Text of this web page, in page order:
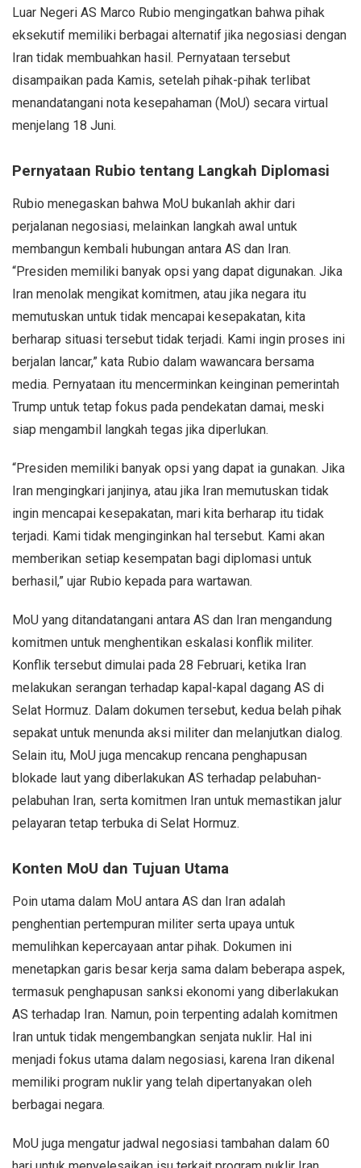
Luar Negeri AS Marco Rubio mengingatkan bahwa pihak
eksekutif memiliki berbagai alternatif jika negosiasi dengan
Iran tidak membuahkan hasil. Pernyataan tersebut
disampaikan pada Kamis, setelah pihak-pihak terlibat
menandatangani nota kesepahaman (MoU) secara virtual
menjelang 18 Juni.
Pernyataan Rubio tentang Langkah Diplomasi
Rubio menegaskan bahwa MoU bukanlah akhir dari
perjalanan negosiasi, melainkan langkah awal untuk
membangun kembali hubungan antara AS dan Iran.
“Presiden memiliki banyak opsi yang dapat digunakan. Jika
Iran menolak mengikat komitmen, atau jika negara itu
memutuskan untuk tidak mencapai kesepakatan, kita
berharap situasi tersebut tidak terjadi. Kami ingin proses ini
berjalan lancar,” kata Rubio dalam wawancara bersama
media. Pernyataan itu mencerminkan keinginan pemerintah
Trump untuk tetap fokus pada pendekatan damai, meski
siap mengambil langkah tegas jika diperlukan.
“Presiden memiliki banyak opsi yang dapat ia gunakan. Jika
Iran mengingkari janjinya, atau jika Iran memutuskan tidak
ingin mencapai kesepakatan, mari kita berharap itu tidak
terjadi. Kami tidak menginginkan hal tersebut. Kami akan
memberikan setiap kesempatan bagi diplomasi untuk
berhasil,” ujar Rubio kepada para wartawan.
MoU yang ditandatangani antara AS dan Iran mengandung
komitmen untuk menghentikan eskalasi konflik militer.
Konflik tersebut dimulai pada 28 Februari, ketika Iran
melakukan serangan terhadap kapal-kapal dagang AS di
Selat Hormuz. Dalam dokumen tersebut, kedua belah pihak
sepakat untuk menunda aksi militer dan melanjutkan dialog.
Selain itu, MoU juga mencakup rencana penghapusan
blokade laut yang diberlakukan AS terhadap pelabuhan-
pelabuhan Iran, serta komitmen Iran untuk memastikan jalur
pelayaran tetap terbuka di Selat Hormuz.
Konten MoU dan Tujuan Utama
Poin utama dalam MoU antara AS dan Iran adalah
penghentian pertempuran militer serta upaya untuk
memulihkan kepercayaan antar pihak. Dokumen ini
menetapkan garis besar kerja sama dalam beberapa aspek,
termasuk penghapusan sanksi ekonomi yang diberlakukan
AS terhadap Iran. Namun, poin terpenting adalah komitmen
Iran untuk tidak mengembangkan senjata nuklir. Hal ini
menjadi fokus utama dalam negosiasi, karena Iran dikenal
memiliki program nuklir yang telah dipertanyakan oleh
berbagai negara.
MoU juga mengatur jadwal negosiasi tambahan dalam 60